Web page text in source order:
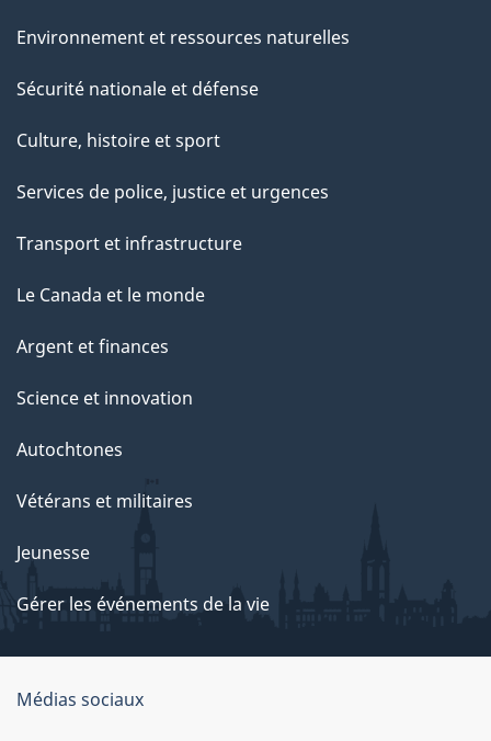
e
Environnement et ressources naturelles
Sécurité nationale et défense
Culture, histoire et sport
Services de police, justice et urgences
Transport et infrastructure
Le Canada et le monde
Argent et finances
Science et innovation
Autochtones
Vétérans et militaires
Jeunesse
Gérer les événements de la vie
Organisation
Médias sociaux